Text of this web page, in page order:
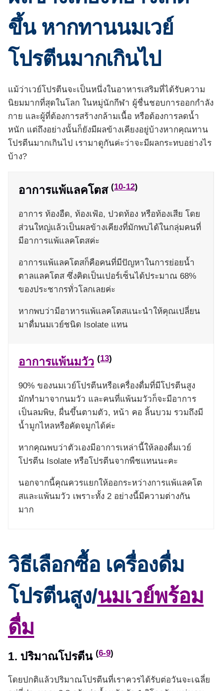
ขึ้น หากทานนมเวย์
โปรตีนมากเกินไป
แม้ว่าเวย์โปรตีนจะเป็นหนึ่งในอาหารเสริมที่ได้รับความ
นิยมมากที่สุดในโลก ในหมู่นักกีฬา ผู้ชื่นชอบการออกกำลัง
กาย และผู้ที่ต้องการสร้างกล้ามเนื้อ หรือต้องการลดน้ำ
หนัก แต่ถึงอย่างนั้นก็ยังมีผลข้างเคียงอยู่บ้างหากคุณทาน
โปรตีนมากเกินไป เรามาดูกันค่ะว่าจะมีผลกระทบอย่างไร
บ้าง?
อาการแพ้แลคโตส (10-12)
อาการ ท้องอืด, ท้องเฟ้อ, ปวดท้อง หรือท้องเสีย โดย
ส่วนใหญ่แล้วเป็นผลข้างเคียงที่มักพบได้ในกลุ่มคนที่
มีอาการแพ้แลคโตสค่ะ
อาการแพ้แลคโตสก็คือคนที่มีปัญหาในการย่อยน้ำ
ตาลแลคโตส ซึ่งคิดเป็นเปอร์เซ็นได้ประมาณ 68%
ของประชากรทั่วโลกเลยค่ะ
หากพบว่ามีอาหารแพ้แลคโตสแนะนำให้คุณเปลี่ยน
มาดื่มนมเวย์ชนิด Isolate แทน
อาการแพ้นมวัว (13)
90% ของนมเวย์โปรตีนหรือเครื่องดื่มที่มีโปรตีนสูง
มักทำมาจากนมวัว และคนที่แพ้นมวัวก็จะมีอาการ
เป็นลมพิษ, ผื่นขึ้นตามตัว, หน้า คอ ลิ้นบวม รวมถึงมี
น้ำมูกไหลหรือคัดจมูกได้ค่ะ
หากคุณพบว่าตัวเองมีอาการเหล่านี้ให้ลองดื่มเวย์
โปรตีน Isolate หรือโปรตีนจากพืชแทนนะคะ
นอกจากนี้คุณควรแยกให้ออกระหว่างการแพ้แลคโต
สและแพ้นมวัว เพราะทั้ง 2 อย่างนี้มีความต่างกัน
มาก
วิธีเลือกซื้อ เครื่องดื่ม
โปรตีนสูง/นมเวย์พร้อม
ดื่ม
1. ปริมาณโปรตีน (6-9)
โดยปกติแล้วปริมาณโปรตีนที่เราควรได้รับต่อวันจะเฉลี่ย